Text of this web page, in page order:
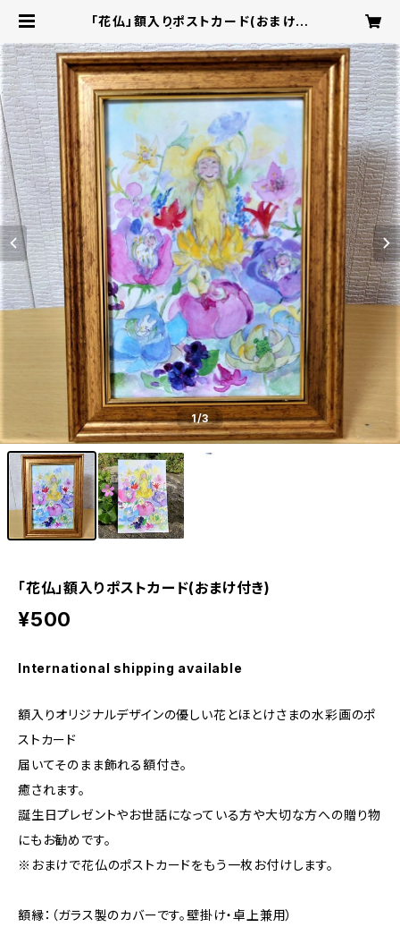
「花仏」額入りポストカード(おまけ付
1/3
「花仏」額入りポストカード(おまけ付き)
¥500
International shipping available
額入りオリジナルデザインの優しい花とほとけさまの水彩画のポ
ストカード
届いてそのまま飾れる額付き。
癒されます。
誕生日プレゼントやお世話になっている方や大切な方への贈り物
にもお勧めです。
※おまけで花仏のポストカードをもう一枚お付けします。
額縁：（ガラス製のカバーです。壁掛け・卓上兼用）